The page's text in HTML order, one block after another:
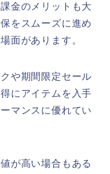
金のメリットも大
をスムーズに進め
面があります。
や期間限定セール
にアイテムを入手
マンスに優れてい
が高い場合もある